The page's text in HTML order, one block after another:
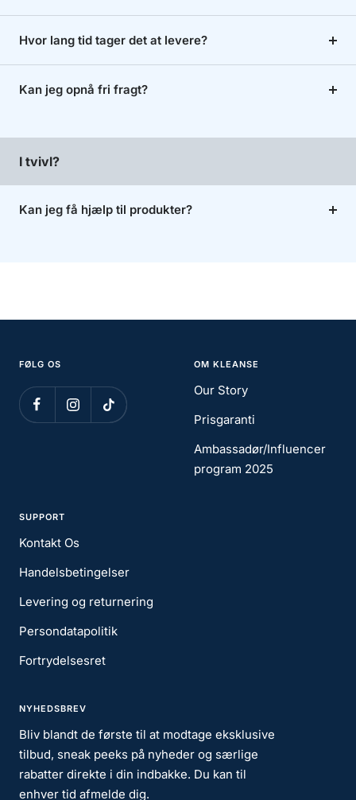
Hvor lang tid tager det at levere?
Kan jeg opnå fri fragt?
I tvivl?
Kan jeg få hjælp til produkter?
FØLG OS OM KLEANSE
Our Story
Prisgaranti
Ambassadør/Influencer
program 2025
SUPPORT
Kontakt Os
Handelsbetingelser
Levering og returnering
Persondatapolitik
Fortrydelsesret
NYHEDSBREV
Bliv blandt de første til at modtage eksklusive
tilbud, sneak peeks på nyheder og særlige
rabatter direkte i din indbakke. Du kan til
enhver tid afmelde dig.